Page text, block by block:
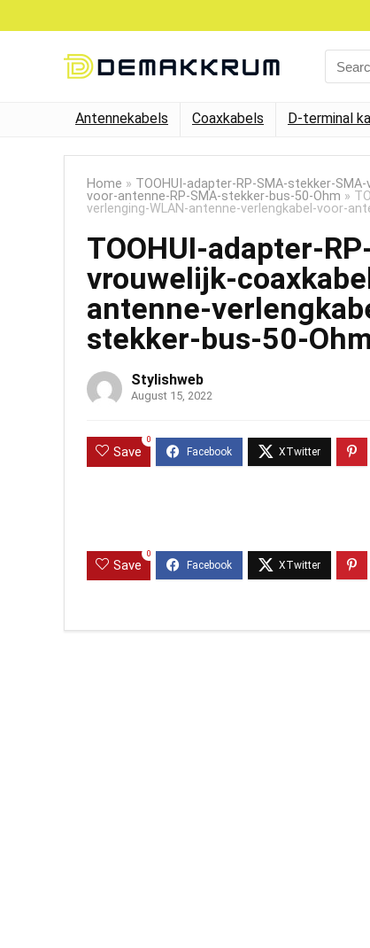
Search
for:
Antennekabels Coaxkabels D-terminal
Home » TOOHUI-adapter-RP-SMA-stekker-
voor-antenne-RP-SMA-stekker-bus-50-Ohm »
verlenging-WLAN-antenne-verlengkabel-voor-
TOOHUI-adapter-
vrouwelijk-
antenne-
stekker-bus-50-
Stylishweb
August 15, 2022
Save
0
Save
0